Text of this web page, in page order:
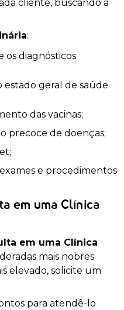
cliente, buscando a
:
das vacinas;
precoce de doenças;
em uma Clínica
em uma Clínica
mais nobres
elevado, solicite um
para atendê-lo